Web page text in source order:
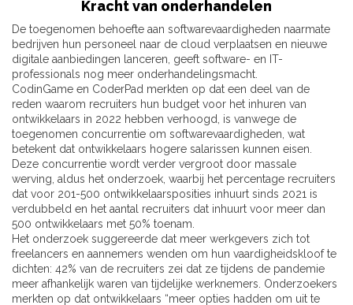
Kracht van onderhandelen
De toegenomen behoefte aan softwarevaardigheden naarmate
bedrijven hun personeel naar de cloud verplaatsen en nieuwe
digitale aanbiedingen lanceren, geeft software- en IT-
professionals nog meer onderhandelingsmacht.
CodinGame en CoderPad merkten op dat een deel van de
reden waarom recruiters hun budget voor het inhuren van
ontwikkelaars in 2022 hebben verhoogd, is vanwege de
toegenomen concurrentie om softwarevaardigheden, wat
betekent dat ontwikkelaars hogere salarissen kunnen eisen.
Deze concurrentie wordt verder vergroot door massale
werving, aldus het onderzoek, waarbij het percentage recruiters
dat voor 201-500 ontwikkelaarsposities inhuurt sinds 2021 is
verdubbeld en het aantal recruiters dat inhuurt voor meer dan
500 ontwikkelaars met 50% toenam.
Het onderzoek suggereerde dat meer werkgevers zich tot
freelancers en aannemers wenden om hun vaardigheidskloof te
dichten: 42% van de recruiters zei dat ze tijdens de pandemie
meer afhankelijk waren van tijdelijke werknemers. Onderzoekers
merkten op dat ontwikkelaars “meer opties hadden om uit te